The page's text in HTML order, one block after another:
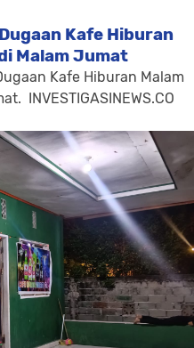
Kafe Hiburan
Malam Jumat
Kafe Hiburan Malam
INVESTIGASINEWS.CO